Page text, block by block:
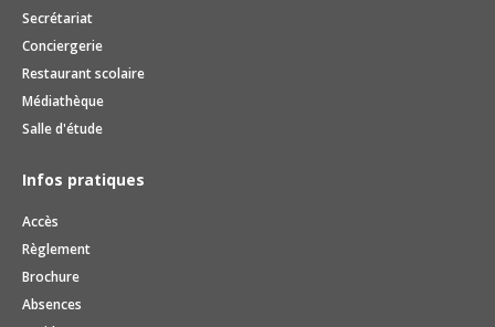
Secrétariat
Conciergerie
Restaurant scolaire
Médiathèque
Salle d'étude
Infos pratiques
Accès
Règlement
Brochure
Absences